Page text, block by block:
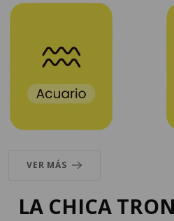
VER MÁS
LA CHICA